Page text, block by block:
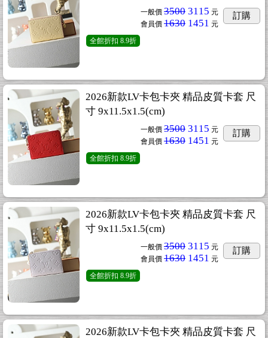
一般價 3500 3115 元
會員價 1630 1451 元
訂購
全館折扣 8.9折
2026新款LV卡包卡夾 精品皮質卡套 尺
寸 9x11.5x1.5(cm)
一般價 3500 3115 元
會員價 1630 1451 元
訂購
全館折扣 8.9折
2026新款LV卡包卡夾 精品皮質卡套 尺
寸 9x11.5x1.5(cm)
一般價 3500 3115 元
會員價 1630 1451 元
訂購
全館折扣 8.9折
2026新款LV卡包卡夾 精品皮質卡套 尺